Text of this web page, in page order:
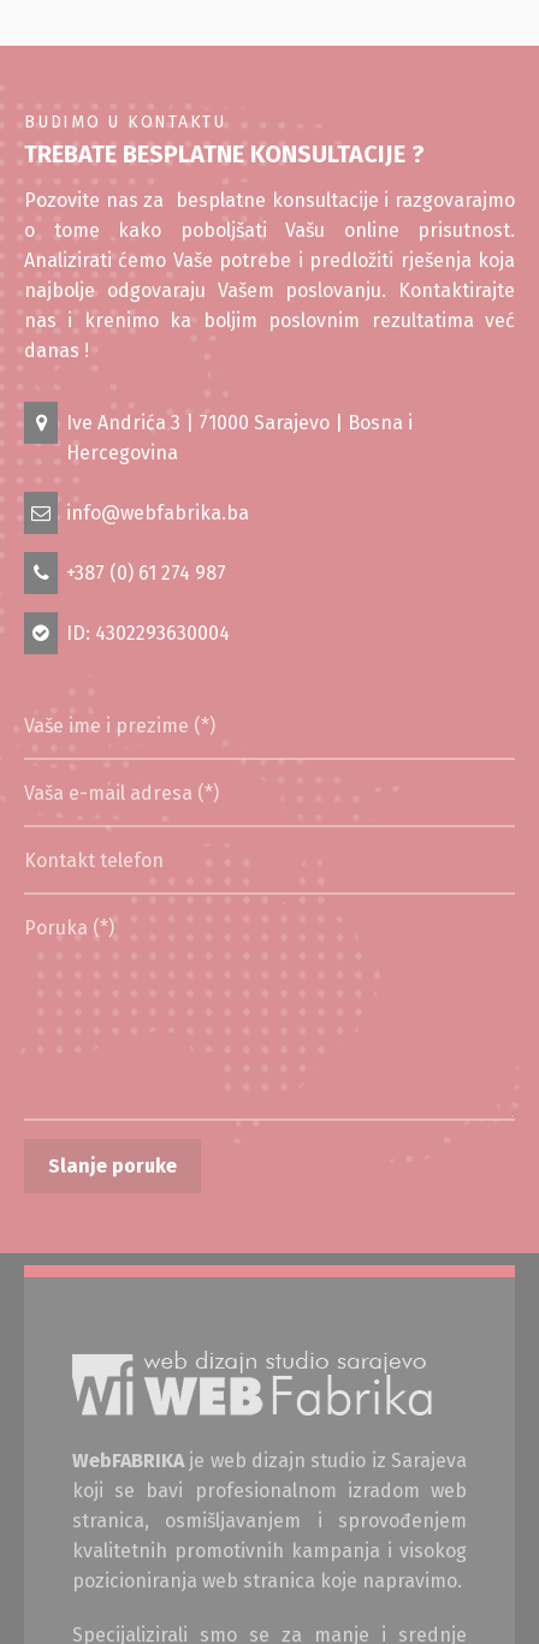
BUDIMO U KONTAKTU
TREBATE BESPLATNE KONSULTACIJE ?
Pozovite nas za besplatne konsultacije i razgovarajmo
o tome kako poboljšati Vašu online prisutnost.
Analizirati ćemo Vaše potrebe i predložiti rješenja koja
najbolje odgovaraju Vašem poslovanju. Kontaktirajte
nas i krenimo ka boljim poslovnim rezultatima već
danas !
Ive Andrića 3 | 71000 Sarajevo | Bosna i
Hercegovina
info@webfabrika.ba
+387 (0) 61 274 987
ID: 4302293630004
WebFABRIKAje web dizajn studio iz Sarajeva
koji se bavi profesionalnom izradom web
stranica, osmišljavanjem i sprovođenjem
kvalitetnih promotivnih kampanja i visokog
pozicioniranja web stranica koje napravimo.
Specijalizirali smo se za manje i srednje